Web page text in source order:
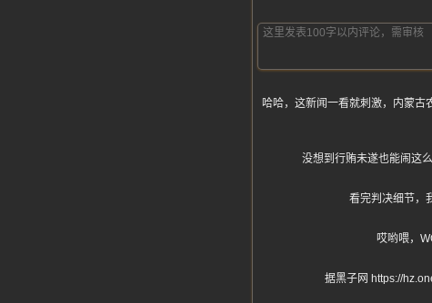
哈哈，这新闻一看就刺激，内蒙古
没想到行贿未遂也能闹这
看完判决细节，
哎哟喂，
据黑子网 https://